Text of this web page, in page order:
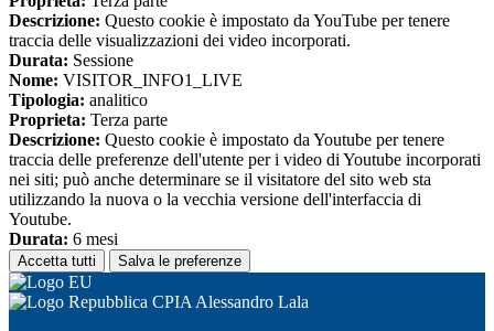
Descrizione: Questo cookie è impostato da YouTube per tenere
traccia delle visualizzazioni dei video incorporati.
Durata: Sessione
Nome: VISITOR_INFO1_LIVE
Tipologia: analitico
Proprieta: Terza parte
Descrizione: Questo cookie è impostato da Youtube per tenere
traccia delle preferenze dell'utente per i video di Youtube incorporati
nei siti; può anche determinare se il visitatore del sito web sta
utilizzando la nuova o la vecchia versione dell'interfaccia di
Youtube.
Durata: 6 mesi
Accetta tutti Salva le preferenze
CPIA Alessandro Lala